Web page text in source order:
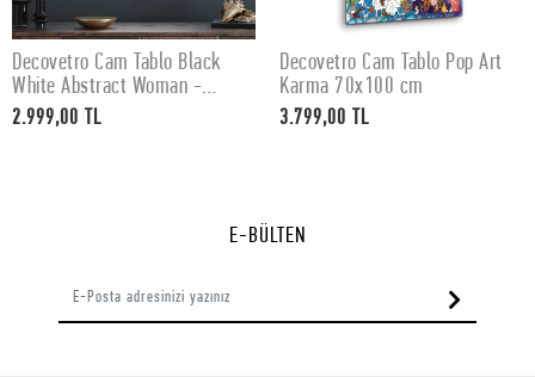
SEPETE EKLE
Decovetro Cam Tablo Black
White Abstract Woman -
50x70 cm
2.999,00 TL
SEPETE EKLE
Decovetro Cam Tablo Pop Art
Karma 70x100 cm
3.799,00 TL
E-BÜLTEN